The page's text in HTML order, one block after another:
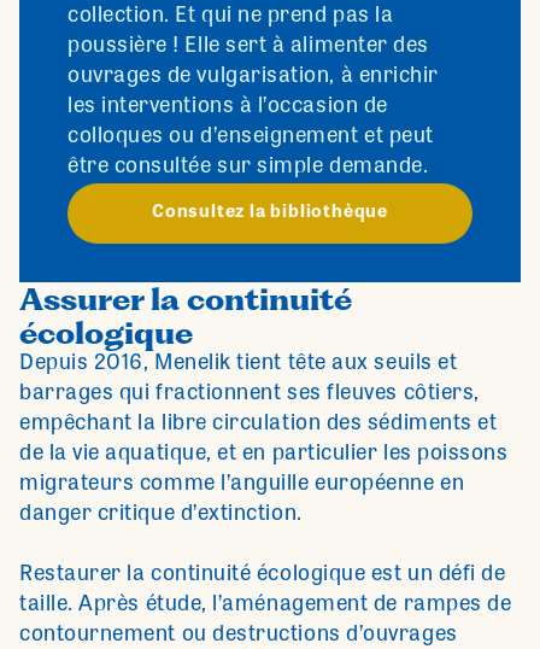
collection. Et qui ne prend pas la
poussière ! Elle sert à alimenter des
ouvrages de vulgarisation, à enrichir
les interventions à l’occasion de
colloques ou d’enseignement et peut
être consultée sur simple demande.
Consultez la bibliothèque
Assurer la continuité
écologique
Depuis 2016, Menelik tient tête aux seuils et
barrages qui fractionnent ses fleuves côtiers,
empêchant la libre circulation des sédiments et
de la vie aquatique, et en particulier les poissons
migrateurs comme l’anguille européenne en
danger critique d’extinction.
Restaurer la continuité écologique est un défi de
taille. Après étude, l’aménagement de rampes de
contournement ou destructions d’ouvrages